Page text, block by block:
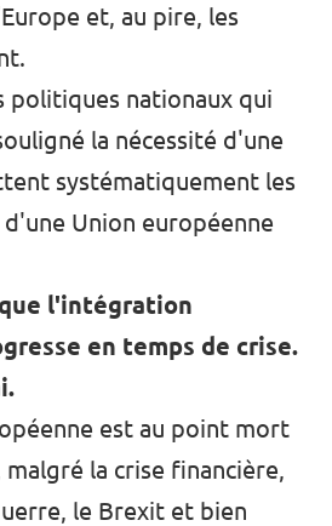
et, au pire, les
politiques nationaux qui
la nécessité d'une
systématiquement les
Union européenne
l'intégration
en temps de crise.
est au point mort
la crise financière,
le Brexit et bien